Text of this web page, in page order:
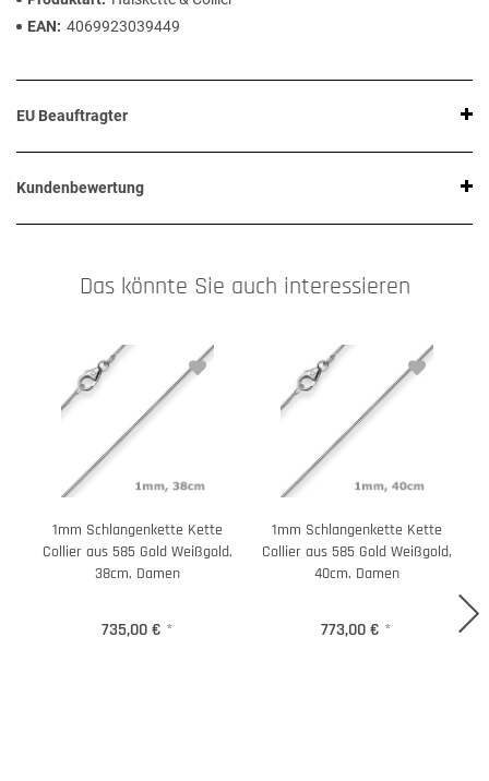
EAN
4069923039449
EU Beauftragter
Kundenbewertung
Das könnte Sie auch interessieren
1mm Schlangenkette Kette
Collier aus 585 Gold Weißgold,
38cm, Damen
735,00 € *
1mm Schlangenkette Kette
Collier aus 585 Gold Weißgold,
40cm, Damen
773,00 € *